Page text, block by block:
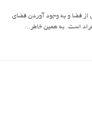
از فضا و به وجود آوردن فضای
است. به همین خاطر...